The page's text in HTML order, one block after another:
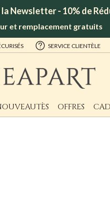
Newsletter - 10% de
et remplacement gratuits
SERVICE CLIENTÈLE
OFFRES